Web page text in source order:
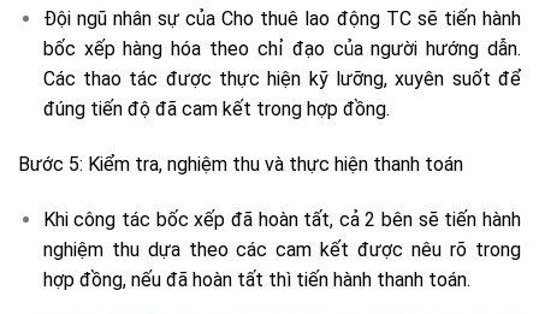
Đội ngũ nhân sự của Cho thuê lao động TC sẽ tiến hành
bốc xếp hàng hóa theo chỉ đạo của người hướng dẫn.
Các thao tác được thực hiện kỹ lưỡng, xuyên suốt để
đúng tiến độ đã cam kết trong hợp đồng.
Bước 5: Kiểm tra, nghiệm thu và thực hiện thanh toán
Khi công tác bốc xếp đã hoàn tất, cả 2 bên sẽ tiến hành
nghiệm thu dựa theo các cam kết được nêu rõ trong
hợp đồng, nếu đã hoàn tất thì tiến hành thanh toán.